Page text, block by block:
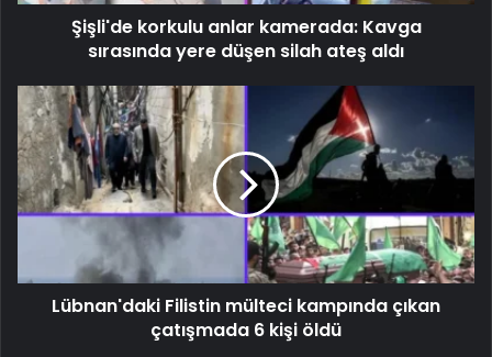
Şişli'de korkulu anlar kamerada: Kavga
sırasında yere düşen silah ateş aldı
Lübnan'daki Filistin mülteci kampında çıkan
çatışmada 6 kişi öldü